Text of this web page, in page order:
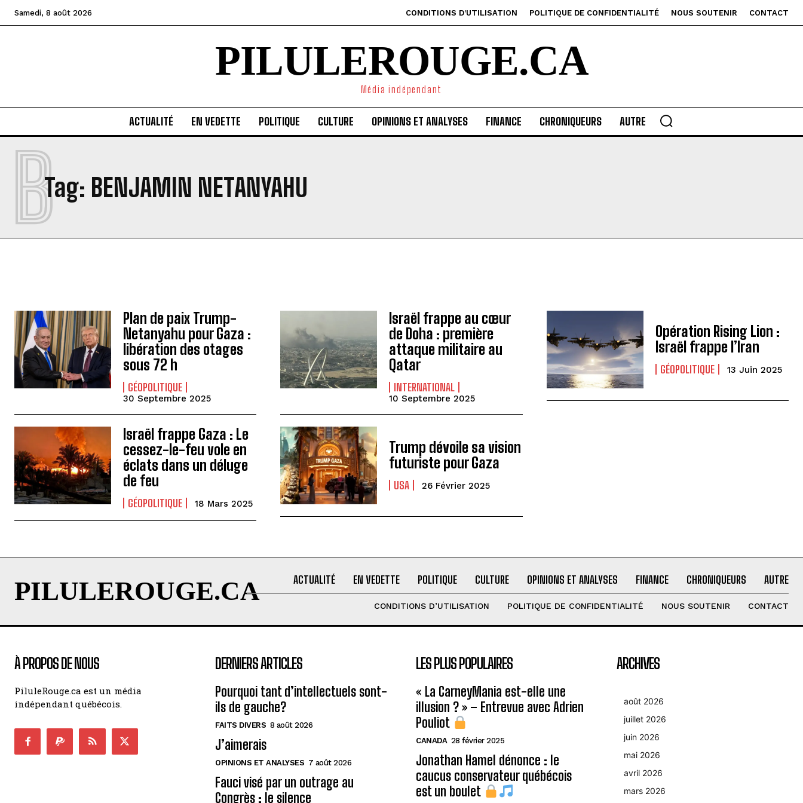
Samedi, 8 août 2026 CONDITIONS D’UTILISATION POLITIQUE DE CONFIDENTIALITÉ NOUS SOUTENIR CONTACT
PILULEROUGE.CA
Média indépendant
ACTUALITÉ EN VEDETTE POLITIQUE CULTURE OPINIONS ET ANALYSES FINANCE CHRONIQUEURS AUTRE
Tag: BENJAMIN NETANYAHU
B
Plan de paix Trump-
Netanyahu pour Gaza :
libération des otages
sous 72 h
GÉOPOLITIQUE
30 Septembre 2025
Israël frappe au cœur
de Doha : première
attaque militaire au
Qatar
INTERNATIONAL
10 Septembre 2025
Opération Rising Lion :
Israël frappe l’Iran
GÉOPOLITIQUE 13 Juin 2025
Israël frappe Gaza : Le
cessez-le-feu vole en
éclats dans un déluge
de feu
GÉOPOLITIQUE 18 Mars 2025
Trump dévoile sa vision
futuriste pour Gaza
USA 26 Février 2025
PILULEROUGE.CA ACTUALITÉ EN VEDETTE POLITIQUE CULTURE OPINIONS ET ANALYSES FINANCE CHRONIQUEURS AUTRE
CONDITIONS D’UTILISATION POLITIQUE DE CONFIDENTIALITÉ NOUS SOUTENIR CONTACT
À PROPOS DE NOUS
PiluleRouge.ca est un média
indépendant québécois.
DERNIERS ARTICLES
Pourquoi tant d’intellectuels sont-
ils de gauche?
FAITS DIVERS 8 août 2026
J’aimerais
OPINIONS ET ANALYSES 7 août 2026
Fauci visé par un outrage au
Congrès : le silence
LES PLUS POPULAIRES
« La CarneyMania est-elle une
illusion ? » – Entrevue avec Adrien
Pouliot
CANADA 28 février 2025
Jonathan Hamel dénonce : le
caucus conservateur québécois
est un boulet
ARCHIVES
août 2026
juillet 2026
juin 2026
mai 2026
avril 2026
mars 2026